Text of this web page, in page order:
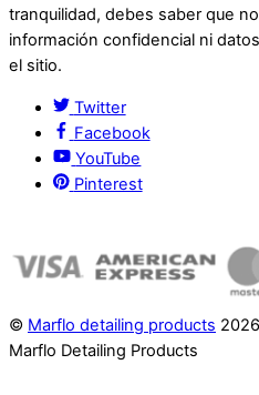
tranquilidad, debes saber que
información confidencial ni
el sitio.
Twitter
Facebook
YouTube
Pinterest
© Marflo detailing products 2026
Marflo Detailing Products